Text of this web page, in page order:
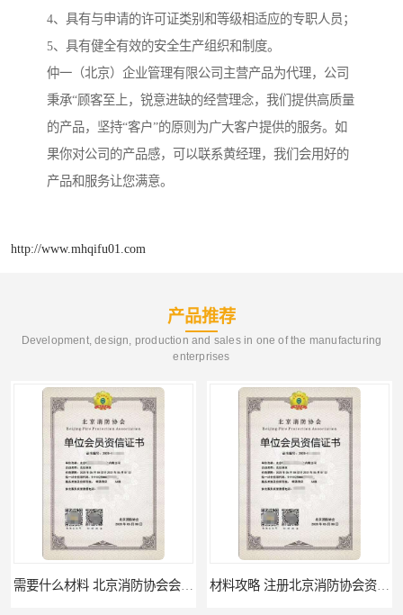
4、具有与申请的许可证类别和等级相适应的专职人员；
5、具有健全有效的安全生产组织和制度。
仲一（北京）企业管理有限公司主营产品为代理，公司
秉承“顾客至上，锐意进缺的经营理念，我们提供高质量
的产品，坚持“客户”的原则为广大客户提供的服务。如
果你对公司的产品感，可以联系黄经理，我们会用好的
产品和服务让您满意。
http://www.mhqifu01.com
产品推荐
Development, design, production and sales in one of the manufacturing
enterprises
需要什么材料 北京消防协会会员证有什么要求 材料攻略 注册北京消防协会资质的资料